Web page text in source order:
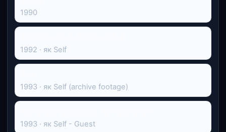
1990
1992 · як Self
1993 · як Self (archive footage)
1993 · як Self - Guest